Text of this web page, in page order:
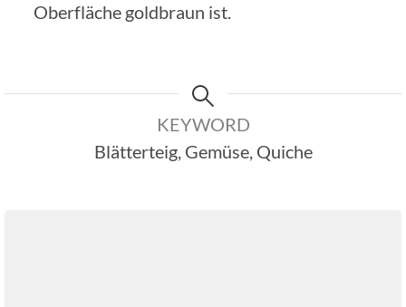
Oberfläche goldbraun ist.
KEYWORD
Blätterteig, Gemüse, Quiche